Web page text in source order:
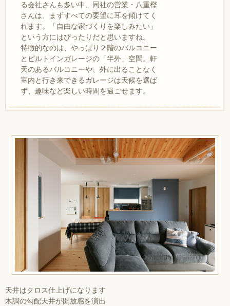
る会社さんも多い中、同社の営業・八重樫
さんは、まずすべての要望に耳を傾けてく
れます。「自由な家づくりを楽しみたい」
という方にはぴったりだと思いますね。
特徴的なのは、やっぱり２階のバルコニー
とビルトインガレージの「半外」空間。軒
天のあるバルコニーや、外に出ることなく
室内と行き来できるガレージは天候を選ば
ず、趣味など楽しい時間を過ごせます。
天井はクロス仕上げになります
木調の勾配天井が開放感を演出